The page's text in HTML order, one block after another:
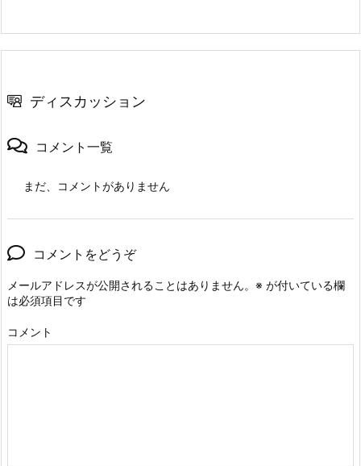
ディスカッション
コメント一覧
まだ、コメントがありません
コメントをどうぞ
メールアドレスが公開されることはありません。 ※ が付いている欄
は必須項目です
コメント